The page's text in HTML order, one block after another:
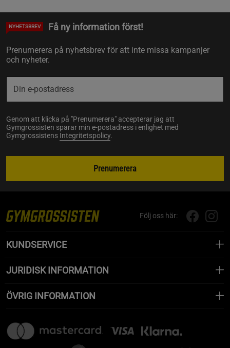
NYHETSBREV Få ny information först!
Prenumerera på nyhetsbrev för att inte missa kampanjer
och nyheter.
Genom att klicka på "Prenumerera" accepterar jag att
Gymgrossisten sparar min e-postadress i enlighet med
Gymgrossistens Integritetspolicy.
Prenumerera
Följ oss här:
KUNDSERVICE
JURIDISK INFORMATION
ÖVRIG INFORMATION